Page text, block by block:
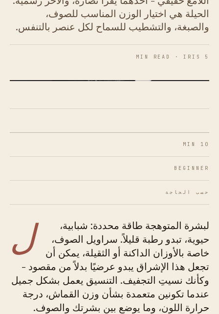
الحيلة هي اختيار الوزن المناسب للصوف،
والصبغة، والتشطيب للسماح لكل عنصر بالتنفس.
5 MIN READ · IRIS
10 MIN
BEGINNER
حسب الحاجة
ل
لبشرة المتوهجة طاقة محددة: شبابية،
حيوية، تبدو رطبة قليلاً. سراويل الصوف،
خاصة بالأوزان الداكنة أو الثقيلة، يمكن أن
تجعل هذا الإشراق يبدو عرضيًا بدلاً من مقصود -
وكأنك نسيتِ التجفيف. التنسيق يعمل بشكل جميل
عندما تكونين متعمدة بشأن وزن القماش، درجة
حرارة اللون، وما يوضع بين بشرتك والصوف.